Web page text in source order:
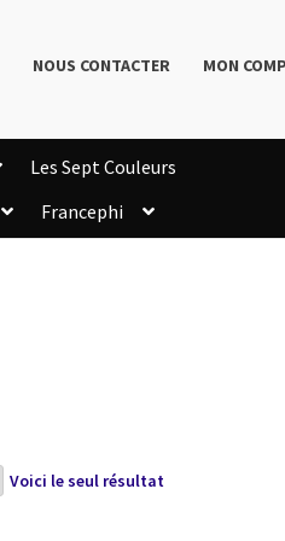
NOUS CONTACTER MON
Les Sept Couleurs
Francephi
Voici le seul résultat